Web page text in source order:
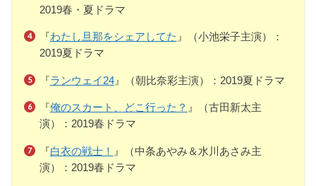
2019春・夏ドラマ
『わたし旦那をシェアしてた 』（小池栄子主演）：
2019夏ドラマ
『ランウェイ24』（朝比奈彩主演）：2019夏ドラマ
『俺のスカート、どこ行った？ 』（古田新太主
演）：2019春ドラマ
『白衣の戦士！ 』（中条あやみ＆水川あさみ主
演）：2019春ドラマ